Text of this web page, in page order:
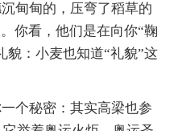
甸甸的，压弯了稻草的
你看，他们是在向你“鞠
貌：小麦也知道“礼貌”这
个秘密：其实高梁也参